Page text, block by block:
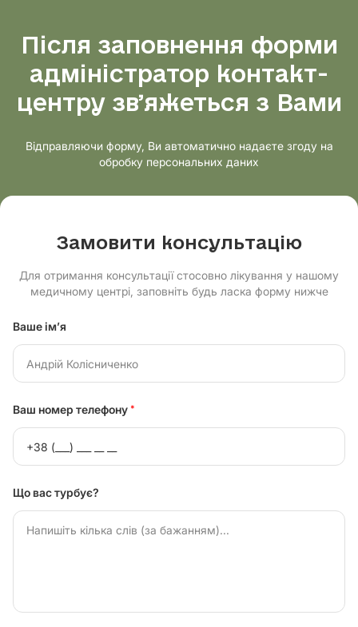
Після заповнення форми
адміністратор контакт-
центру звʼяжеться з Вами
Відправляючи форму, Ви автоматично надаєте згоду на
обробку персональних даних
Замовити консультацію
Для отримання консультації стосовно лікування у нашому
медичному центрі, заповніть будь ласка форму нижче
Ваше ім’я
Ваш номер телефону *
Що вас турбує?